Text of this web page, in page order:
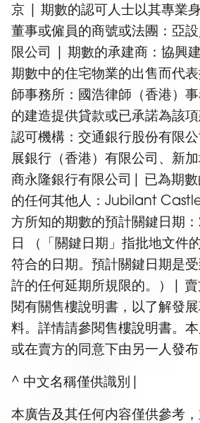
京 | 期數的認可人士以其專業身
董事或僱員的商號或法團：亞
限公司 | 期數的承建商：協興
期數中的住宅物業的出售而代
師事務所：國浩律師（香港）
的建造提供貸款或已承諾為該
認可機構：交通銀行股份有限
展銀行（香港）有限公司、新
商永隆銀行有限公司| 已為期
的任何其他人：Jubilant
方所知的期數的預計關鍵日期
日 （「關鍵日期」指批地文件
符合的日期。預計關鍵日期是
許的任何延期所規限的。）|
閱有關售樓說明書，以了解發
料。詳情請參閱售樓說明書。
或在賣方的同意下由另一人發
^ 中文名稱僅供識別|
本廣告及其任何内容僅供參考